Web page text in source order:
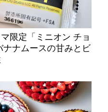
限定「ミニオン チョ
ナナムースの甘みとビ